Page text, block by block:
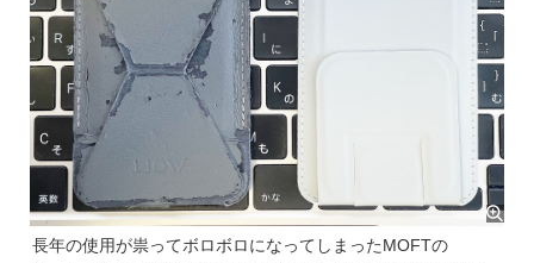
長年の使用が祟ってボロボロになってしまったMOFTの